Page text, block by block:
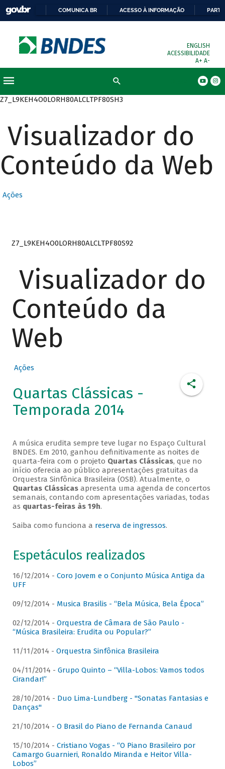
COMUNICA BR ACESSO À INFORMAÇÃO
ENGLISH
ACESSIBILIDADE
A+ A-
Z7_L9KEH4O0LORH80ALCLTPF80SH3
Visualizador do
Conteúdo da Web
Ações
Z7_L9KEH4O0LORH80ALCLTPF80S92
Visualizador do
Conteúdo da
Web
Ações
Quartas Clássicas -
Temporada 2014
A música erudita sempre teve lugar no Espaço Cultural
BNDES. Em 2010, ganhou definitivamente as noites de
quarta-feira com o projeto Quartas Clássicas, que no
início oferecia ao público apresentações gratuitas da
Orquestra Sinfônica Brasileira (OSB). Atualmente, o
Quartas Clássicasapresenta uma agenda de concertos
semanais, contando com apresentações variadas, todas
as quartas-feiras às 19h.
Saiba como funciona a reserva de ingressos.
Espetáculos realizados
16/12/2014 - Coro Jovem e o Conjunto Música Antiga da
UFF
09/12/2014 - Musica Brasilis - “Bela Música, Bela Época”
02/12/2014 - Orquestra de Câmara de São Paulo -
“Música Brasileira: Erudita ou Popular?”
11/11/2014 - Orquestra Sinfônica Brasileira
04/11/2014 - Grupo Quinto – “Villa-Lobos: Vamos todos
Cirandar!”
28/10/2014 - Duo Lima-Lundberg - "Sonatas Fantasias e
Danças"
21/10/2014 - O Brasil do Piano de Fernanda Canaud
15/10/2014 - Cristiano Vogas - “O Piano Brasileiro por
Camargo Guarnieri, Ronaldo Miranda e Heitor Villa-
Lobos”